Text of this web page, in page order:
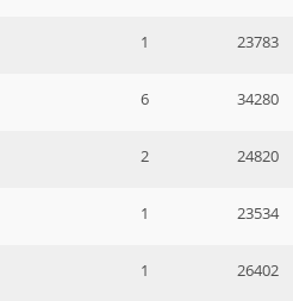
1 23783
6 34280
2 24820
1 23534
1 26402